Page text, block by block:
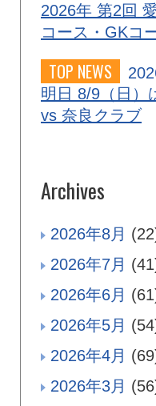
2026年 第2回
コース・GKコ
TOP NEWS
明日 8/9（日）
vs 奈良クラブ
Archives
2026年8月
2026年7月
2026年6月
2026年5月
2026年4月
2026年3月